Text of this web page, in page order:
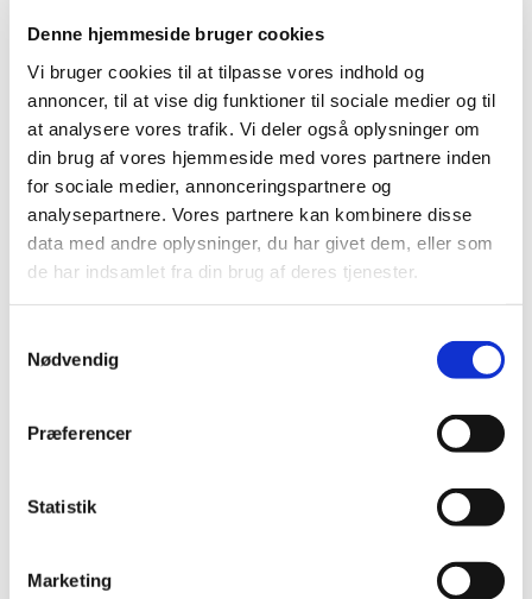
Denne hjemmeside bruger cookies
Vi bruger cookies til at tilpasse vores indhold og
annoncer, til at vise dig funktioner til sociale medier og til
at analysere vores trafik. Vi deler også oplysninger om
din brug af vores hjemmeside med vores partnere inden
for sociale medier, annonceringspartnere og
analysepartnere. Vores partnere kan kombinere disse
data med andre oplysninger, du har givet dem, eller som
de har indsamlet fra din brug af deres tjenester.
Nødvendig
Præferencer
Statistik
Marketing
med fællesskab og hygge for både børn og voksne.
Der er ingen tilmelding, det eneste du skal gøre, er at
håbe på godt vejr og møde op -vi ses!
Børn gratis, voksne 25,-
Du vil måske også kunne lide...